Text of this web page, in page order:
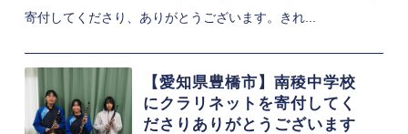
寄付してくださり、ありがとうございます。きれ...
【愛知県豊橋市】南稜中学校
にクラリネットを寄付してく
ださりありがとうございます